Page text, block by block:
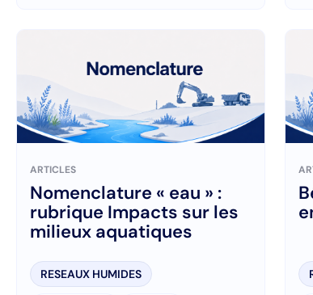
ARTICLES
Nomenclature « eau » :
rubrique Impacts sur les
milieux aquatiques
RESEAUX HUMIDES